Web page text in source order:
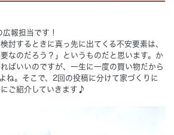
報担当です！
討するときに真っ先に出てくる不安要素は、
なのだろう？」というものだと思います。か
ばいいのですが、一生に一度の買い物だから
ね。そこで、2回の投稿に分けて家づくりに
ご紹介していきます♪